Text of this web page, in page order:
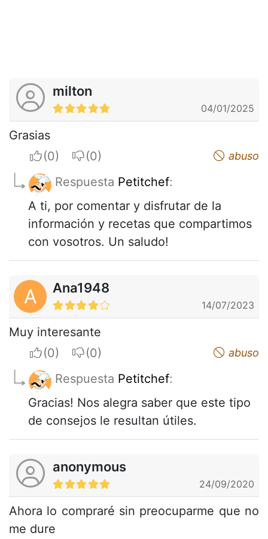
milton
04/01/2025
Grasias
I apreciateI do not appreciate abuso
Respuesta Petitchef:
A ti, por comentar y disfrutar de la
información y recetas que compartimos
con vosotros. Un saludo!
A Ana1948
14/07/2023
Muy interesante
I apreciateI do not appreciate abuso
Respuesta Petitchef:
Gracias! Nos alegra saber que este tipo
de consejos le resultan útiles.
anonymous
24/09/2020
Ahora lo compraré sin preocuparme que no
me dure